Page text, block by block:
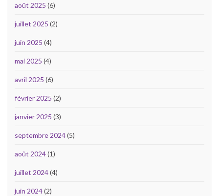
août 2025 (6)
juillet 2025 (2)
juin 2025 (4)
mai 2025 (4)
avril 2025 (6)
février 2025 (2)
janvier 2025 (3)
septembre 2024(5)
août 2024(1)
juillet 2024(4)
juin 2024(2)